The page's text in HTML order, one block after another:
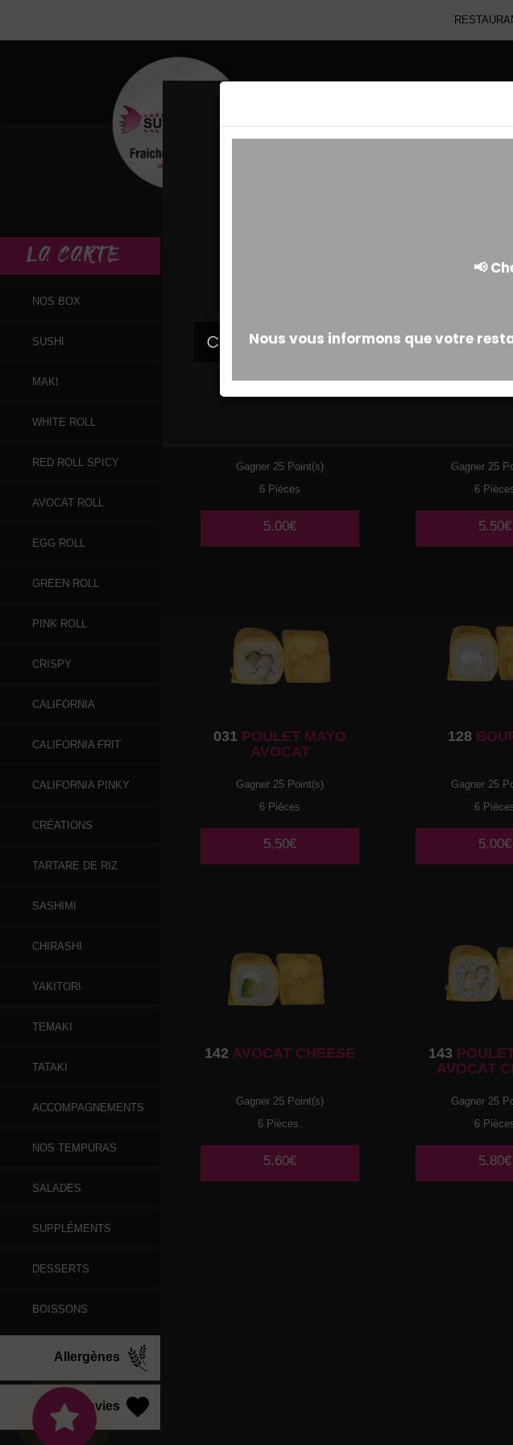
LA CARTE
NOS BOX
SUSHI
MAKI
WHITE ROLL
RED ROLL SPICY
AVOCAT ROLL
EGG ROLL
GREEN ROLL
PINK ROLL
CRISPY
CALIFORNIA
CALIFORNIA FRIT
CALIFORNIA PINKY
CRÉATIONS
TARTARE DE RIZ
SASHIMI
CHIRASHI
YAKITORI
TEMAKI
TATAKI
ACCOMPAGNEMENTS
NOS TEMPURAS
SALADES
SUPPLÉMENTS
DESSERTS
BOISSONS
Allergènes
Vos Envies
Gagner 25 Point(s)
6 Pièces
5.00€
Gagner 25
6
5.50€
031 POULET MAYO
AVOCAT
Gagner 25 Point(s)
6 Pièces
5.50€
128
Gagner 25
6
5.00€
142 AVOCAT CHEESE
Gagner 25 Point(s)
6 Pièces.
5.60€
143
AVOCAT
Gagner 25
6
5.80€